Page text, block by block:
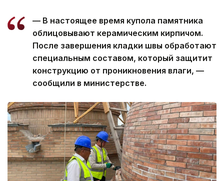
— В настоящее время купола памятника
облицовывают керамическим кирпичом.
После завершения кладки швы обработают
специальным составом, который защитит
конструкцию от проникновения влаги, —
сообщили в министерстве.